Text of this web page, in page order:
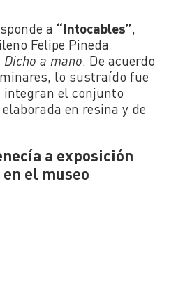
a “Intocables”,
Felipe Pineda
Dicho a mano. De acuerdo
lo sustraído fue
el conjunto
en resina y de
a exposición
el museo